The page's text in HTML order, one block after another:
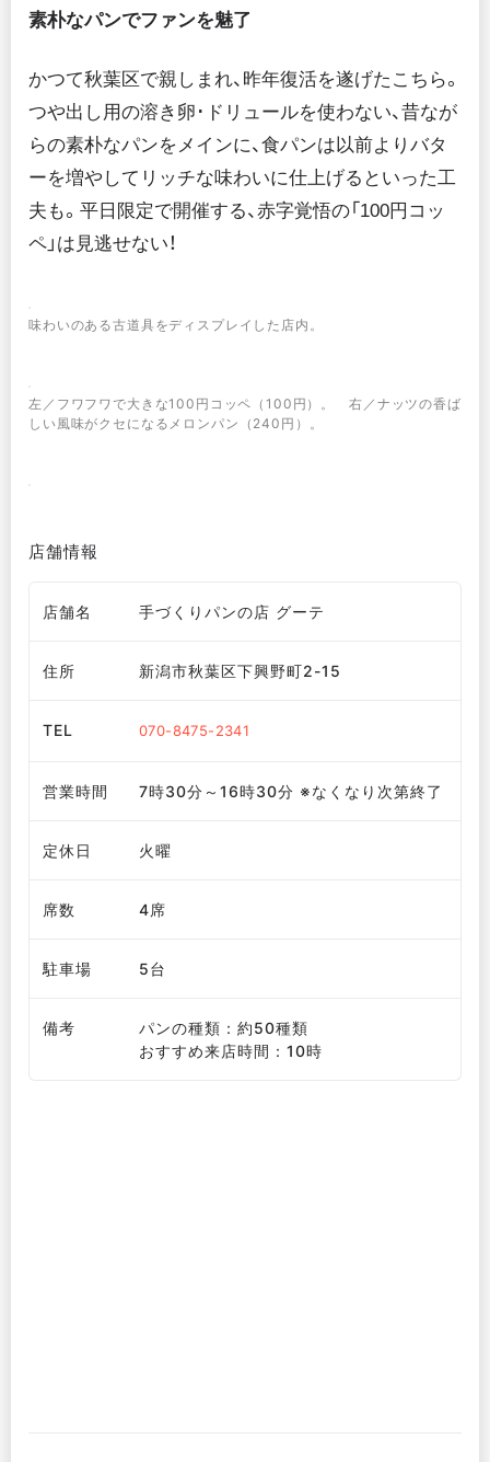
素朴なパンでファンを魅了
かつて秋葉区で親しまれ、昨年復活を遂げたこちら。
つや出し用の溶き卵･ドリュールを使わない、昔なが
らの素朴なパンをメインに、食パンは以前よりバタ
ーを増やしてリッチな味わいに仕上げるといった工
夫も。平日限定で開催する、赤字覚悟の「100円コッ
ペ」は見逃せない！
味わいのある古道具をディスプレイした店内。
左／フワフワで大きな100円コッペ（100円）。 右／ナッツの香ば
しい風味がクセになるメロンパン（240円）。
店舗情報
店舗名 手づくりパンの店 グーテ
住所 新潟市秋葉区下興野町2-15
TEL 070-8475-2341
営業時間 7時30分～16時30分 ※なくなり次第終了
定休日 火曜
席数 4席
駐車場 5台
備考
パンの種類：約50種類
おすすめ来店時間：10時